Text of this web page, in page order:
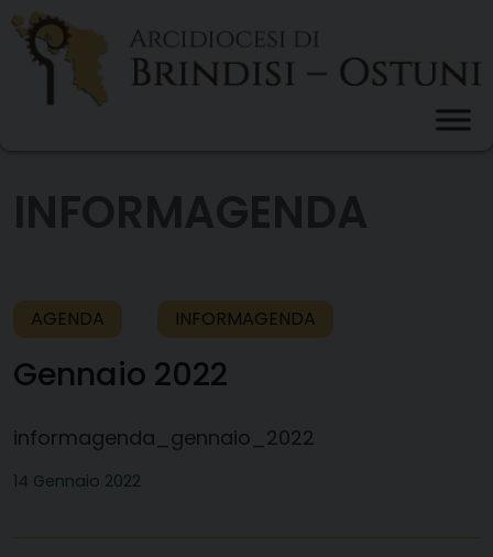
Skip
content
AGENDA INFORMAGENDA
Gennaio 2022
informagenda_gennaio_2022
14 Gennaio 2022